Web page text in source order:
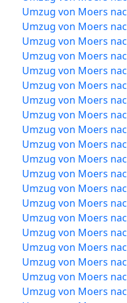
Umzug von Moers
Umzug von Moers
Umzug von Moers
Umzug von Moers
Umzug von Moers
Umzug von Moers
Umzug von Moers
Umzug von Moers
Umzug von Moers
Umzug von Moers
Umzug von Moers
Umzug von Moers
Umzug von Moers
Umzug von Moers
Umzug von Moers
Umzug von Moers
Umzug von Moers
Umzug von Moers
Umzug von Moers
Umzug von Moers